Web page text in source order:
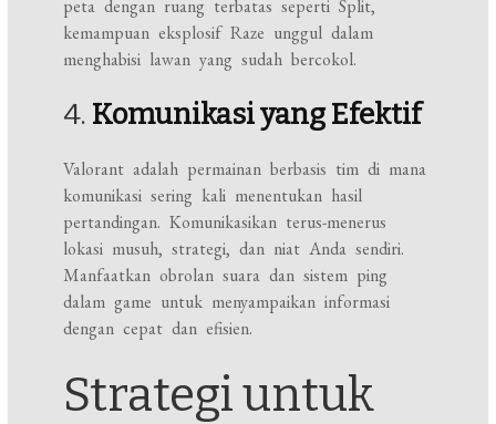
peta dengan ruang terbatas seperti Split,
kemampuan eksplosif Raze unggul dalam
menghabisi lawan yang sudah bercokol.
4. Komunikasi yang Efektif
Valorant adalah permainan berbasis tim di mana
komunikasi sering kali menentukan hasil
pertandingan. Komunikasikan terus-menerus
lokasi musuh, strategi, dan niat Anda sendiri.
Manfaatkan obrolan suara dan sistem ping
dalam game untuk menyampaikan informasi
dengan cepat dan efisien.
Strategi untuk